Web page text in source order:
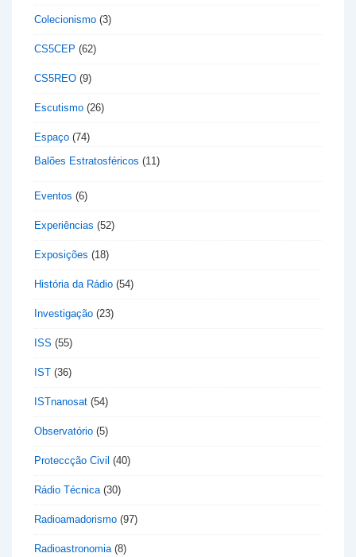
Colecionismo (3)
CS5CEP (62)
CS5REO (9)
Escutismo (26)
Espaço (74)
Balões Estratosféricos (11)
Eventos (6)
Experiências (52)
Exposições (18)
História da Rádio (54)
Investigação (23)
ISS (55)
IST (36)
ISTnanosat (54)
Observatório (5)
Proteccção Civil (40)
Rádio Técnica(30)
Radioamadorismo (97)
Radioastronomia(8)